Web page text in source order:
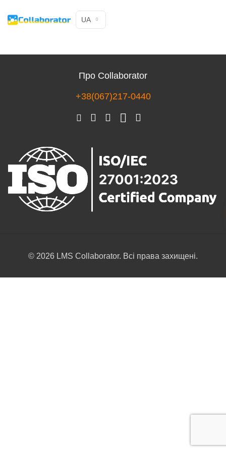
UA
Про Collaborator
+38(067)217-0440
© 2026 LMS Collaborator. Всі права захищені.